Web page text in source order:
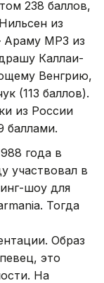
238 баллов,
из
MP3 из
Каллаи-
Венгрию,
(113 баллов).
из России
баллами.
года в
участвовал в
шоу для
Тогда
Образ
это
На